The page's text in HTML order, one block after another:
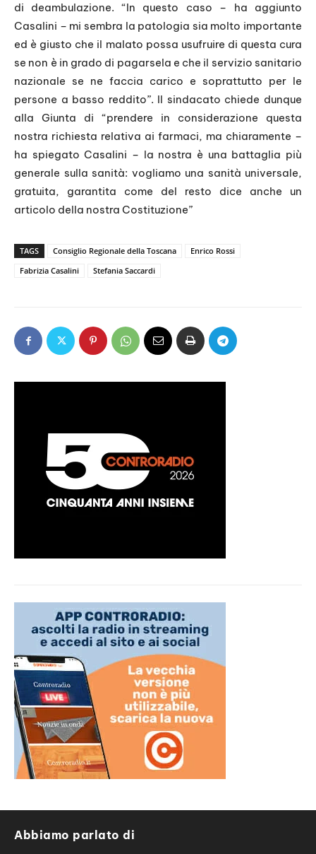
di deambulazione. “In questo caso – ha aggiunto
Casalini – mi sembra la patologia sia molto importante
ed è giusto che il malato possa usufruire di questa cura
se non è in grado di pagarsela e che il servizio sanitario
nazionale se ne faccia carico e soprattutto per le
persone a basso reddito”. Il sindacato chiede dunque
alla Giunta di “prendere in considerazione questa
nostra richiesta relativa ai farmaci, ma chiaramente –
ha spiegato Casalini – la nostra è una battaglia più
generale sulla sanità: vogliamo una sanità universale,
gratuita, garantita come del resto dice anche un
articolo della nostra Costituzione”
TAGS Consiglio Regionale della Toscana
Enrico Rossi
Fabrizia Casalini
Stefania Saccardi
Abbiamo parlato di